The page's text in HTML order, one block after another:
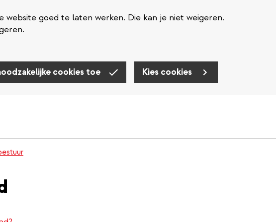
website goed te laten werken. Die kan je niet weigeren.
cookies toe Kies cookies